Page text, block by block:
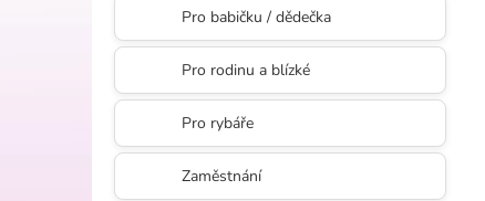
Pro babičku / dědečka
Pro rodinu a blízké
Pro rybáře
Zaměstnání